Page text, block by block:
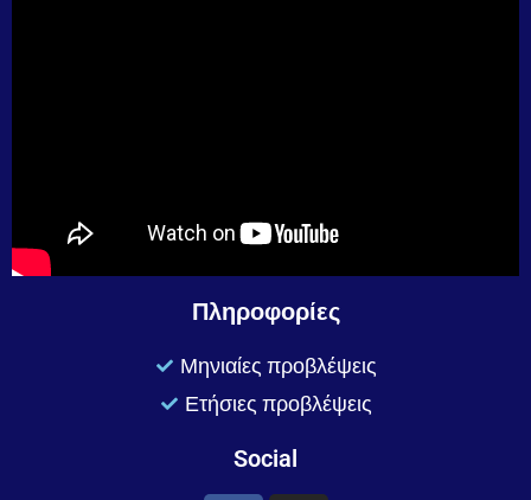
Πληροφορίες
Μηνιαίες προβλέψεις
Ετήσιες προβλέψεις
Social